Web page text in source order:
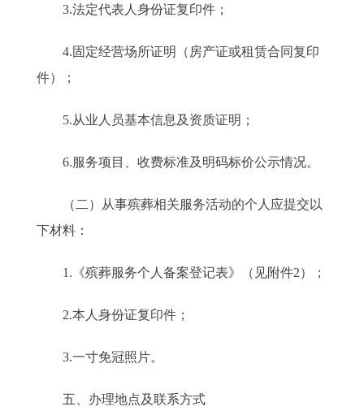
3.法定代表人身份证复印件；
4.固定经营场所证明（房产证或租赁合同复印
件）；
5.从业人员基本信息及资质证明；
6.服务项目、收费标准及明码标价公示情况。
（二）从事殡葬相关服务活动的个人应提交以
下材料：
1.《殡葬服务个人备案登记表》（见附件2）；
2.本人身份证复印件；
3.一寸免冠照片。
五、办理地点及联系方式